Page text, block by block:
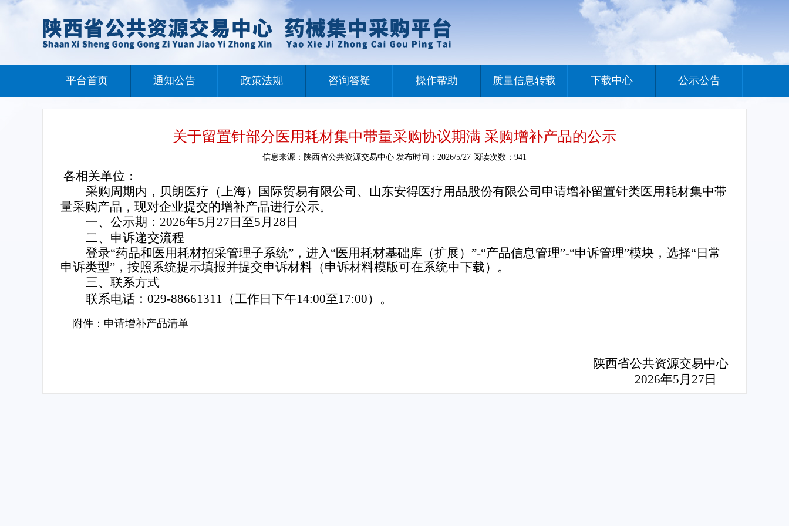
平台首页 通知公告 政策法规 咨询答疑 操作帮助 质量信息转载 下载中心 公示公告
关于留置针部分医用耗材集中带量采购协议期满 采购增补产品的公示
信息来源：陕西省公共资源交易中心 发布时间：2026/5/27 阅读次数：941
各相关单位：
采购周期内，贝朗医疗（上海）国际贸易有限公司、山东安得医疗用品股份有限公司申请增补留置针类医用耗材集中带
量采购产品，现对企业提交的增补产品进行公示。
一、公示期：2026年5月27日至5月28日
二、 申诉递交流程
登录“药品和医用耗材招采管理子系统”，进入“医用耗材基础库（扩展）”-“产品信息管理”-“申诉管理”模块，选择“日常
申诉类型”，按照系统提示填报并提交申诉材料（申诉材料模版可在系统中下载）。
三、联系方式
联系电话：029-88661311（工作日下午14:00至17:00）。
附件：申请增补产品清单
陕西省公共资源交易中心
2026年5月27日